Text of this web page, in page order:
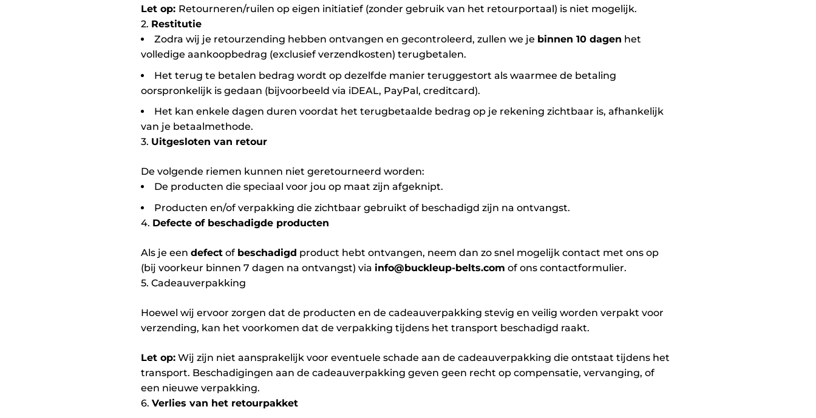
Let op: Retourneren/ruilen op eigen initiatief (zonder gebruik van het retourportaal) is niet mogelijk.
2. Restitutie
Zodra wij je retourzending hebben ontvangen en gecontroleerd, zullen we je binnen 10 dagen het
volledige aankoopbedrag (exclusief verzendkosten) terugbetalen.
Het terug te betalen bedrag wordt op dezelfde manier teruggestort als waarmee de betaling
oorspronkelijk is gedaan (bijvoorbeeld via iDEAL, PayPal, creditcard).
Het kan enkele dagen duren voordat het terugbetaalde bedrag op je rekening zichtbaar is, afhankelijk
van je betaalmethode.
3. Uitgesloten van retour
De volgende riemen kunnen niet geretourneerd worden:
De producten die speciaal voor jou op maat zijn afgeknipt.
Producten en/of verpakking die zichtbaar gebruikt of beschadigd zijn na ontvangst.
4. Defecte of beschadigde producten
Als je een defect of beschadigd product hebt ontvangen, neem dan zo snel mogelijk contact met ons op
(bij voorkeur binnen 7 dagen na ontvangst) via info@buckleup-belts.com of ons contactformulier.
5. Cadeauverpakking
Hoewel wij ervoor zorgen dat de producten en de cadeauverpakking stevig en veilig worden verpakt voor
verzending, kan het voorkomen dat de verpakking tijdens het transport beschadigd raakt.
Let op: Wij zijn niet aansprakelijk voor eventuele schade aan de cadeauverpakking die ontstaat tijdens het
transport. Beschadigingen aan de cadeauverpakking geven geen recht op compensatie, vervanging, of
een nieuwe verpakking.
6. Verlies van het retourpakket